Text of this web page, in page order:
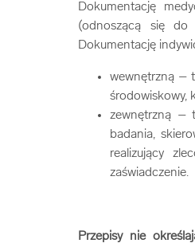
Dokumentację
(odnoszącą się do
Dokumentację
wewnętrzną –
środowiskowy,
zewnętrzną –
badania,
realizujący
zaświadczenie.
Przepisy nie